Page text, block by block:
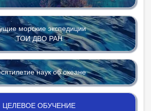
морские экспедиции
ТОИ ДВО РАН
наук об океане
ЦЕЛЕВОЕ ОБУЧЕНИЕ